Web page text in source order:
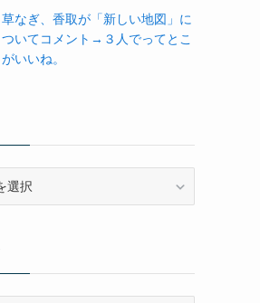
草なぎ、香取が「新しい地図」に
ついてコメント→３人でってとこ
がいいね。